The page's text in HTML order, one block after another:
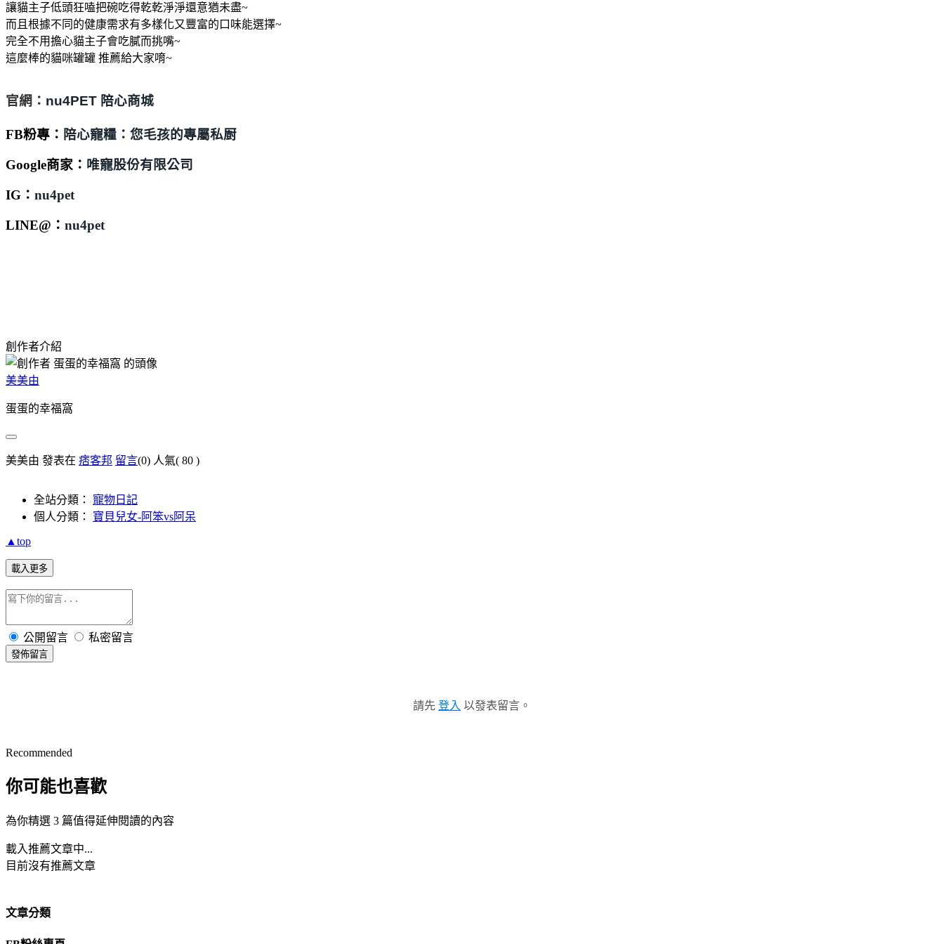
讓貓主子低頭狂嗑把碗吃得乾乾淨淨還意猶未盡~
而且根據不同的健康需求有多樣化又豐富的口味能選擇~
完全不用擔心貓主子會吃膩而挑嘴~
這麼棒的貓咪罐罐 推薦給大家唷~
官網： nu4PET 陪心商城
FB粉專： 陪心寵糧：您毛孩的專屬私㕑
Google商家： 唯寵股份有限公司
IG： nu4pet
LINE@： nu4pet
創作者介紹
美美由
蛋蛋的幸福窩
美美由 發表在 痞客邦 留言(0) 人氣( 80 )
全站分類： 寵物日記
個人分類： 寶貝兒女-阿笨vs阿呆
▲top
載入更多
公開留言 私密留言
發佈留言
請先 登入 以發表留言。
Recommended
你可能也喜歡
為你精選 3 篇值得延伸閱讀的內容
載入推薦文章中...
目前沒有推薦文章
文章分類